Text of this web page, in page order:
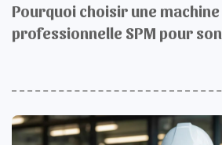
Pourquoi choisir une
professionnelle SPM pour